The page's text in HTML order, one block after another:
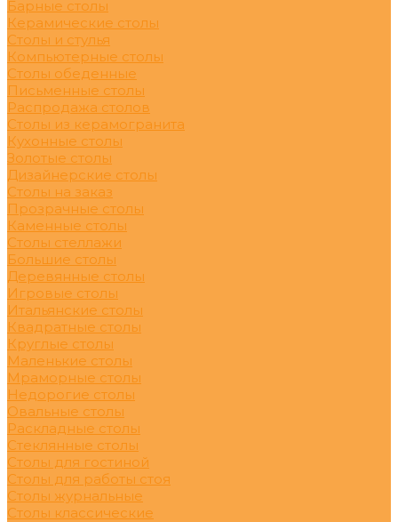
Барные столы
Керамические столы
Столы и стулья
Компьютерные столы
Столы обеденные
Письменные столы
Распродажа столов
Столы из керамогранита
Кухонные столы
Золотые столы
Дизайнерские столы
Столы на заказ
Прозрачные столы
Каменные столы
Столы стеллажи
Большие столы
Деревянные столы
Игровые столы
Итальянские столы
Квадратные столы
Круглые столы
Маленькие столы
Мраморные столы
Недорогие столы
Овальные столы
Раскладные столы
Стеклянные столы
Столы для гостиной
Столы для работы стоя
Столы журнальные
Столы классические